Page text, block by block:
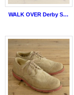
WALK OVER Derby Suede Shoes MADE IN USA 【25cm】